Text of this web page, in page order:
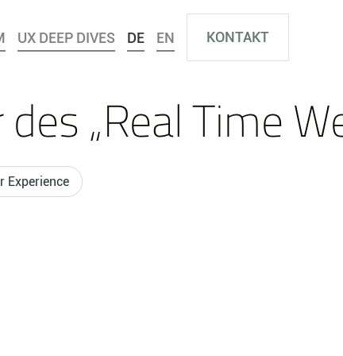
UX DEEP DIVES DE EN KONTAKT
„Real Time
Experience